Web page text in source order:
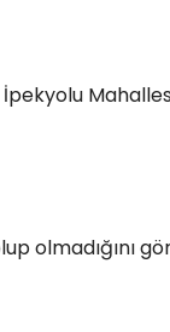
olmadığını